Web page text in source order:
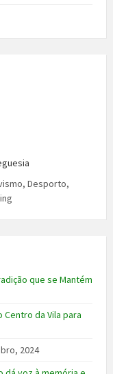
Desporto,
que se Mantém
Centro da Vila para
2024